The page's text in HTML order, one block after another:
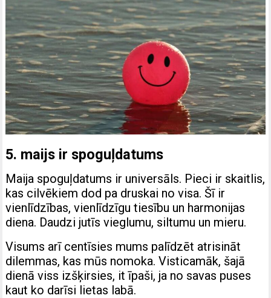
5. maijs ir spoguļdatums
Maija spoguļdatums ir universāls. Pieci ir skaitlis,
kas cilvēkiem dod pa druskai no visa. Šī ir
vienlīdzības, vienlīdzīgu tiesību un harmonijas
diena. Daudzi jutīs vieglumu, siltumu un mieru.
Visums arī centīsies mums palīdzēt atrisināt
dilemmas, kas mūs nomoka. Visticamāk, šajā
dienā viss izšķirsies, it īpaši, ja no savas puses
kaut ko darīsi lietas labā.